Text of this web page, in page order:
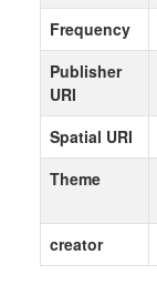
Frequency
Publisher
URI
Spatial URI
Theme
creator